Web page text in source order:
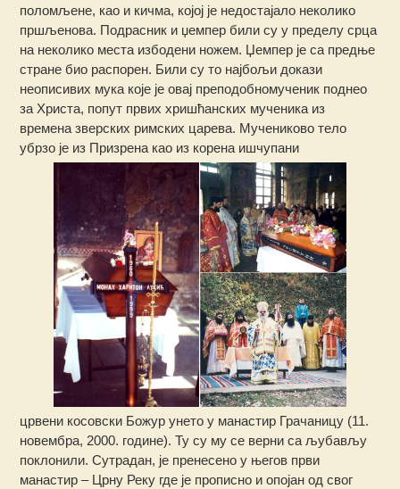
поломљене, као и кичма, којој је недостајало неколико
пршљенова. Подрасник и џемпер били су у пределу срца
на неколико места избодени ножем. Џемпер је са предње
стране био распорен. Били су то најбољи докази
неописивих мука које је овај преподобномученик поднео
за Христа, попут првих хришћанских мученика из
времена зверских римских царева. Мучениково тело
убрзо је из Призрена као из корена ишчупани
црвени косовски Божур унето у манастир Грачаницу (11.
новембра, 2000. године). Ту су му се верни са љубављу
поклонили. Сутрадан, је пренесено у његов први
манастир – Црну Реку где је прописно и опојан од свог